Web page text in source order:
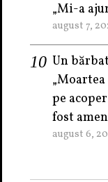
„Mi-a
august 7,
Un
„Moartea
pe
fost
august 6,